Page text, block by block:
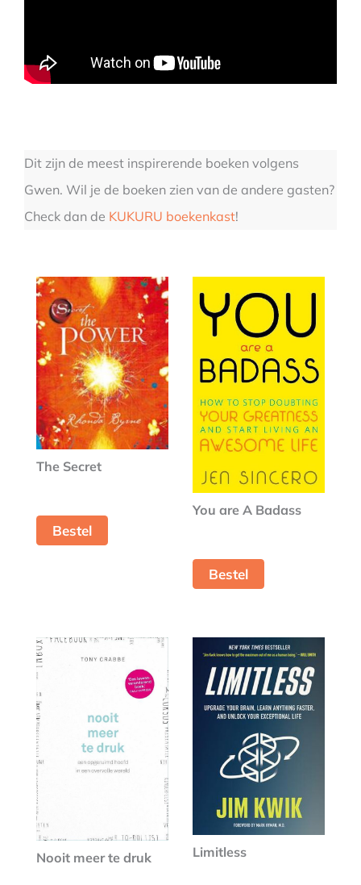
Dit zijn de meest inspirerende boeken volgens
Gwen. Wil je de boeken zien van de andere gasten?
Check dan de KUKURU boekenkast!
The Secret
Bestel
You are A Badass
Bestel
Nooit meer te druk Limitless